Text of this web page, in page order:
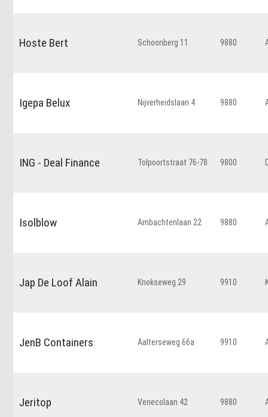
Hoste Bert Schoonberg 11 9880
Igepa Belux Nijverheidslaan 4 9880
ING - Deal Finance Tolpoortstraat 76-78 9800
Isolblow Ambachtenlaan 22 9880
Jap De Loof Alain Knokseweg 29 9910
JenB Containers Aalterseweg 66a 9910
Jeritop Venecolaan 42 9880